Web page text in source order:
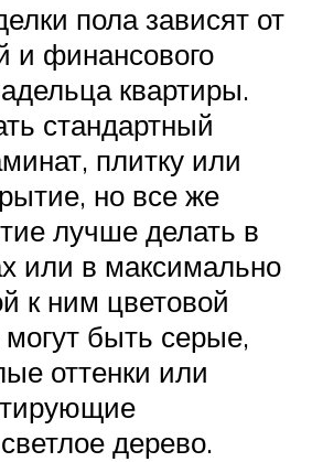
пола зависят от
и финансового
квартиры.
стандартный
плитку или
но все же
лучше делать в
или в максимально
к ним цветовой
быть серые,
оттенки или
дерево.